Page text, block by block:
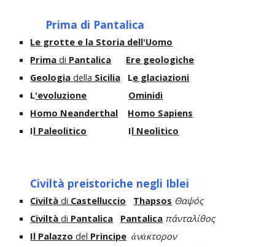
Prima di Pantalica
Le grotte e la Storia dell'Uomo
Primadi Pantalica
Ere geologiche
Geologiadella Sicilia Le glaciazioni
L'evoluzione
Ominidi
Homo Neanderthal
Homo Sapiens
Il Paleolitico Il Neolitico
Civiltà preistoriche negli Iblei
Civiltàdi Castelluccio Thapsos Θαψός
Civiltàdi Pantalica Pantalica πάνταλίθος
Il Palazzodel Principe ἀνάκτορον